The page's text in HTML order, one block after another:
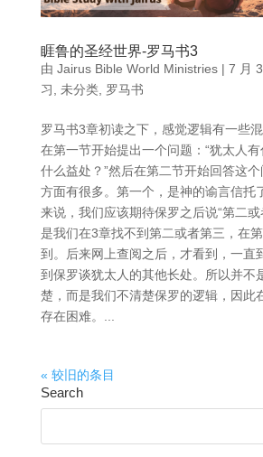
睚鲁的圣经世界-罗马书3
由 Jairus Bible World Ministries| 7 月
习
未分类, 罗马书
罗马书3章初读之下，感觉逻辑有一些
在第一节开始提出一个问题：“犹太人
什么益处？”然后在第二节开始回答这个
方面有很多。第一个，是神的谕言信托
来说，我们应该期待保罗之后说“第二或
是我们在3章找不到第二或者第三，在
到。后来网上查阅之后，才看到，一直
到保罗谈犹太人的其他长处。所以并不
楚，而是我们不清楚保罗的逻辑，因此
存在困难。...
« 较旧的条目
Search